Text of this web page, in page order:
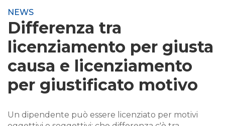
NEWS
Differenza tra
licenziamento per giusta
causa e licenziamento
per giustificato motivo
Un dipendente può essere licenziato per motivi